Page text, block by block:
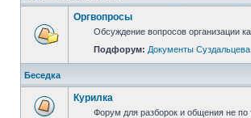
Оргвопросы
Обсуждение вопросов организации
Подфорум: Документы Суздальцева
Беседка
Курилка
Форум для разборок и общения не по